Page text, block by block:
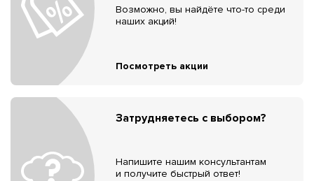
Возможно, вы найдёте что-то среди
наших акций!
Посмотреть акции
Затрудняетесь с выбором?
Напишите нашим консультантам
и получите быстрый ответ!